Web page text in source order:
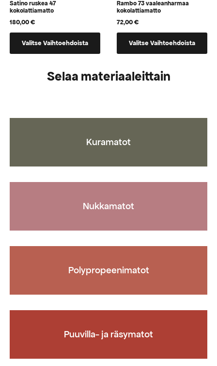
Satino ruskea 47
kokolattiamatto
180,00€
Valitse Vaihtoehdoista
tuotteella
vaihtoehtoja,
Rambo 73 vaaleanharmaa
kokolattiamatto
72,00€
Valitse Vaihtoehdoista
tuotteella
vaihtoehtoja,
jotka
Selaa materiaaleittain
Kuramatot
Nukkamatot
Polypropeenimatot
Puuvilla- ja räsymatot